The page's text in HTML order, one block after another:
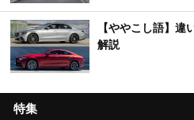
【ややこし語】
解説
特集